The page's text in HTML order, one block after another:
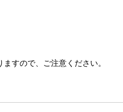
すので、ご注意ください。